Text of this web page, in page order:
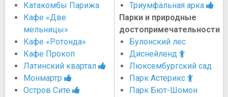
Катакомбы Парижа
Кафе «Две
мельницы»
Кафе «Ротонда»
Кафе Прокоп
Латинский квартал
Монмартр
Остров Сите
Триумфальная арка
Парки и природные
достопримечательности
Булонский лес
Диснейленд
Люксембургский сад
Парк Астерикс
Парк Бют-Шомон